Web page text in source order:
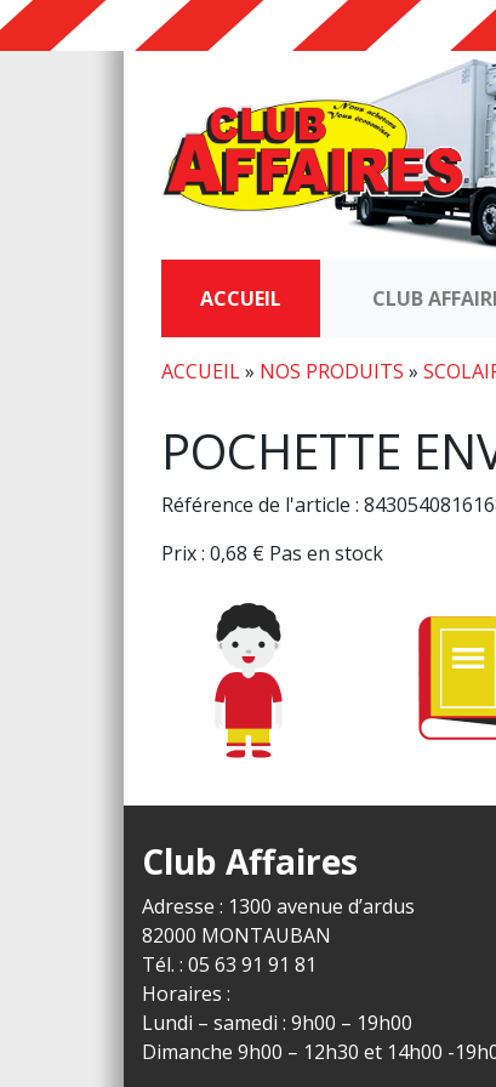
ACCUEIL CLUB
ACCUEIL» NOS PRODUITS »
POCHETTE
Référence de l'article :
Prix : 0,68 € Pas en stock
Club Affaires
Adresse : 1300 avenue d’ardus
82000 MONTAUBAN
Tél. : 05 63 91 91 81
Horaires :
Lundi – samedi : 9h00 – 19h00
Dimanche 9h00 – 12h30 et 14h00 -